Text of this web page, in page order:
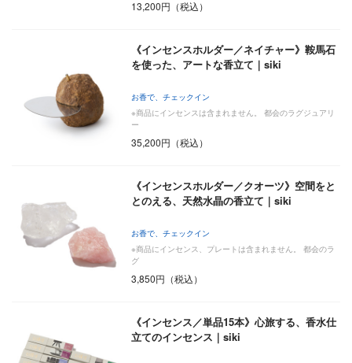
13,200円（税込）
《インセンスホルダー／ネイチャー》鞍馬石
を使った、アートな香立て｜siki
お香で、チェックイン
※商品にインセンスは含まれません。 都会のラグジュアリ
ー
35,200円（税込）
《インセンスホルダー／クオーツ》空間をと
とのえる、天然水晶の香立て｜siki
お香で、チェックイン
※商品にインセンス、プレートは含まれません。 都会のラ
グ
3,850円（税込）
《インセンス／単品15本》心旅する、香水仕
立てのインセンス｜siki